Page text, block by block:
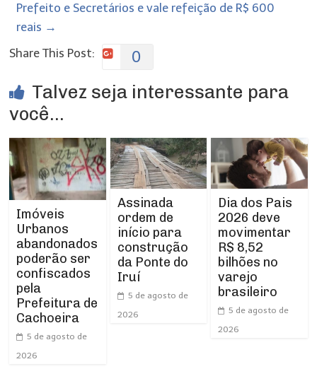
Prefeito e Secretários e vale refeição de R$ 600
reais →
Share This Post:
0
Talvez seja interessante para
você...
Imóveis
Urbanos
abandonados
poderão ser
confiscados
pela
Prefeitura de
Cachoeira
5 de agosto de
2026
Assinada
ordem de
início para
construção
da Ponte do
Iruí
5 de agosto de
2026
Dia dos Pais
2026 deve
movimentar
R$ 8,52
bilhões no
varejo
brasileiro
5 de agosto de
2026